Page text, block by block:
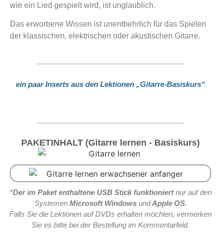
wie ein Lied gespielt wird, ist unglaublich.
Das erworbene Wissen ist unentbehrlich für das Spielen
der klassischen, elektrischen oder akustischen Gitarre.
ein paar Inserts aus den Lektionen „Gitarre-Basiskurs“
PAKETINHALT (Gitarre lernen - Basiskurs)
*Der im Paket enthaltene USB Stick funktioniertnur auf den
Systemen Microsoft WindowsundApple OS.
Falls Sie die Lektionen auf DVDs erhalten möchten, vermerken
Sie es bitte bei der Bestellung im Kommentarfeld.